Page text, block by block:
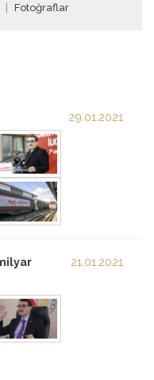
Fotoğraflar
29.01.2021
21.01.2021